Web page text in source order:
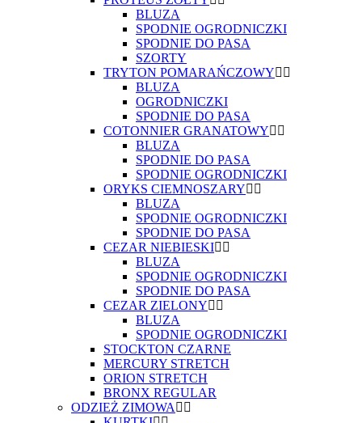
BLUZA
SPODNIE OGRODNICZKI
SPODNIE DO PASA
SZORTY
TRYTON POMARAŃCZOWY
BLUZA
OGRODNICZKI
SPODNIE DO PASA
COTONNIER GRANATOWY
BLUZA
SPODNIE DO PASA
SPODNIE OGRODNICZKI
ORYKS CIEMNOSZARY
BLUZA
SPODNIE OGRODNICZKI
SPODNIE DO PASA
CEZAR NIEBIESKI
BLUZA
SPODNIE OGRODNICZKI
SPODNIE DO PASA
CEZAR ZIELONY
BLUZA
SPODNIE OGRODNICZKI
STOCKTON CZARNE
MERCURY STRETCH
ORION STRETCH
BRONX REGULAR
ODZIEŻ ZIMOWA